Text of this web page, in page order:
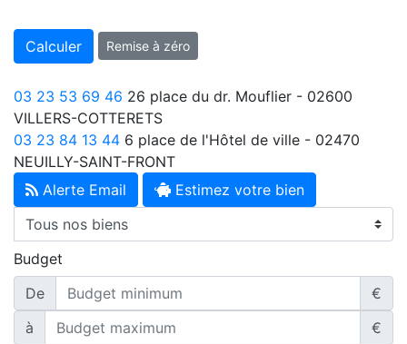
Calculer Remise à zéro
03 23 53 69 46 26 place du dr. Mouflier - 02600
VILLERS-COTTERETS
03 23 84 13 44 6 place de l'Hôtel de ville - 02470
NEUILLY-SAINT-FRONT
Alerte Email
Estimez votre bien
Budget
De
€
à
€